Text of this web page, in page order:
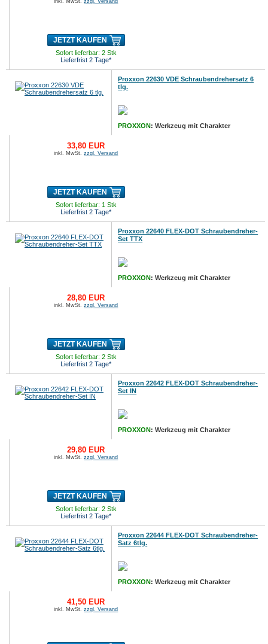
inkl. MwSt.zzgl. Versand
JETZT KAUFEN
Sofort lieferbar: 2 Stk
Lieferfrist 2 Tage*
Proxxon 22630 VDE Schraubendrehersatz 6
tlg.
PROXXON: Werkzeug mit Charakter
33,80 EUR
inkl. MwSt.zzgl. Versand
JETZT KAUFEN
Sofort lieferbar: 1 Stk
Lieferfrist 2 Tage*
Proxxon 22640 FLEX-DOT Schraubendreher-
Set TTX
PROXXON: Werkzeug mit Charakter
28,80 EUR
inkl. MwSt.zzgl. Versand
JETZT KAUFEN
Sofort lieferbar: 2 Stk
Lieferfrist 2 Tage*
Proxxon 22642 FLEX-DOT Schraubendreher-
Set IN
PROXXON: Werkzeug mit Charakter
29,80 EUR
inkl. MwSt.zzgl. Versand
JETZT KAUFEN
Sofort lieferbar: 2 Stk
Lieferfrist 2 Tage*
Proxxon 22644 FLEX-DOT Schraubendreher-
Satz 6tlg.
PROXXON: Werkzeug mit Charakter
41,50 EUR
inkl. MwSt.zzgl. Versand